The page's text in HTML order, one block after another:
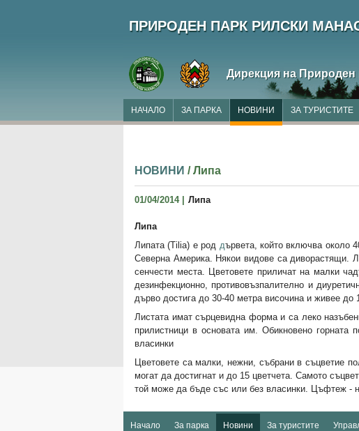
ПРИРОДЕН ПАРК РИЛСКИ
Дирекция на Природен
НАЧАЛО ЗА ПАРКА НОВИНИ ЗА ТУРИСТИТЕ
НОВИНИ / Липа
01/04/2014 | Липа
Липа
Липата (Tilia) е род дървета, който включва около
Северна Америка. Някои видове са диворастящи.
сенчести места. Цветовете приличат на малки
дезинфекционно, противовъзпалително и
дърво достига до 30-40 метра височина и живее до
Листата имат сърцевидна форма и са леко
прилистници в основата им. Обикновено горната
власинки
Цветовете са малки, нежни, събрани в съцветие
могат да достигнат и до 15 цветчета. Самото
той може да бъде със или без власинки. Цъфтеж -
Начало За парка Новини За туристите